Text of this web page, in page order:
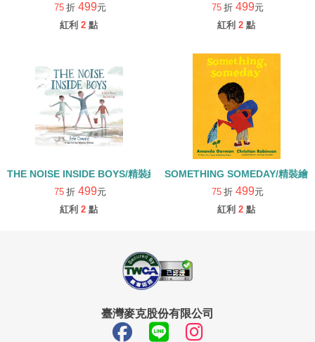
75 折 499元
紅利 2 點
75 折 499元
紅利 2 點
THE NOISE INSIDE BOYS/精裝繪本
75 折 499元
紅利 2 點
SOMETHING SOMEDAY/精裝繪
75 折 499元
紅利 2 點
臺灣麥克股份有限公司